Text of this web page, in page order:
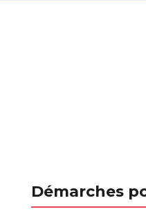
Démarches